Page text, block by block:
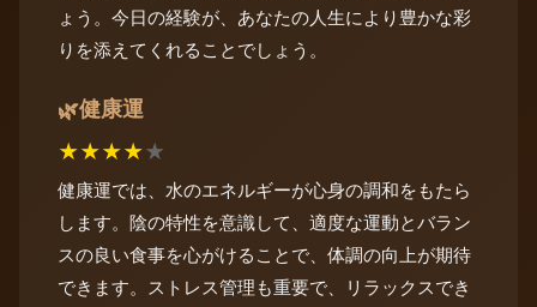
ょう。今日の経験が、あなたの人生により豊かな彩
りを添えてくれることでしょう。
🌿健康運
★★★★★
健康運では、水のエネルギーが心身の調和をもたら
します。陰の特性を意識して、適度な運動とバラン
スの良い食事を心がけることで、体調の向上が期待
できます。ストレス管理も重要で、リラックスでき